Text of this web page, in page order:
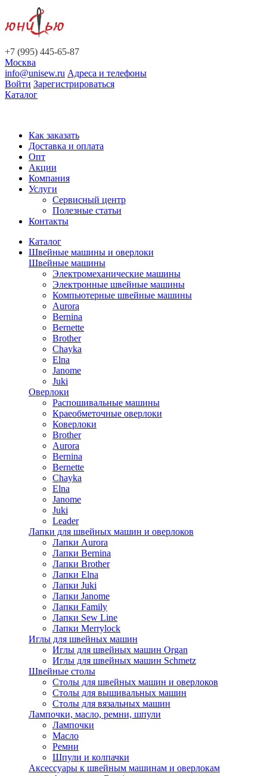
+7 (995) 445-65-87
Москва
info@unisew.ru Адреса и телефоны
Войти Зарегистрироваться
Каталог
Как заказать
Доставка и оплата
Опт
Акции
Компания
Услуги
Сервисный центр
Полезные статьи
Контакты
Каталог
Швейные машины и оверлоки
Швейные машины
Электромеханические машины
Электронные швейные машины
Компьютерные швейные машины
Aurora
Bernina
Bernette
Brother
Chayka
Elna
Janome
Juki
Оверлоки
Распошивальные машины
Краеобметочные оверлоки
Коверлоки
Brother
Aurora
Bernina
Bernette
Chayka
Elna
Janome
Juki
Leader
Лапки для швейных машин и оверлоков
Лапки Aurora
Лапки Bernina
Лапки Brother
Лапки Elna
Лапки Juki
Лапки Janome
Лапки Family
Лапки Sew Line
Лапки Merrylock
Иглы для швейных машин
Иглы для швейных машин Organ
Иглы для швейных машин Schmetz
Швейные столы
Столы для швейных машин и оверлоков
Столы для вышивальных машин
Столы для вязальных машин
Лампочки, масло, ремни, шпули
Лампочки
Масло
Ремни
Шпули и колпачки
Аксессуары к швейным машинам и оверлокам